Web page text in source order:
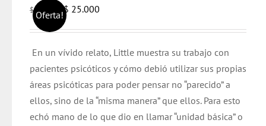
Oferta!
$26.000
El
precio
era:
$ 26.000.
$ 25.000
es:
$ 25.000.
En un vívido relato, Little muestra su trabajo con
pacientes psicóticos y cómo debió utilizar sus propias
áreas psicóticas para poder pensar no “parecido” a
ellos, sino de la “misma manera” que ellos. Para esto
echó mano de lo que dio en llamar “unidad básica” o